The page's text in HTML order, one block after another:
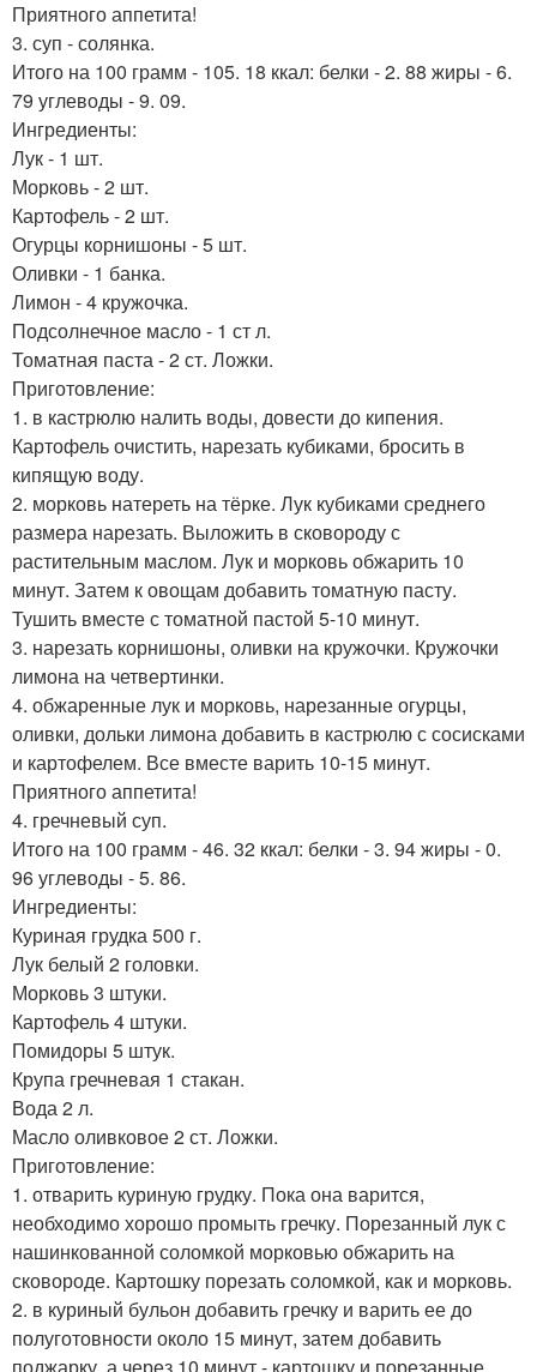
Приятного аппетита!
3. суп - солянка.
Итого на 100 грамм - 105. 18 ккал: белки - 2. 88 жиры - 6.
79 углеводы - 9. 09.
Ингредиенты:
Лук - 1 шт.
Морковь - 2 шт.
Картофель - 2 шт.
Огурцы корнишоны - 5 шт.
Оливки - 1 банка.
Лимон - 4 кружочка.
Подсолнечное масло - 1 ст л.
Томатная паста - 2 ст. Ложки.
Приготовление:
1. в кастрюлю налить воды, довести до кипения.
Картофель очистить, нарезать кубиками, бросить в
кипящую воду.
2. морковь натереть на тёрке. Лук кубиками среднего
размера нарезать. Выложить в сковороду с
растительным маслом. Лук и морковь обжарить 10
минут. Затем к овощам добавить томатную пасту.
Тушить вместе с томатной пастой 5-10 минут.
3. нарезать корнишоны, оливки на кружочки. Кружочки
лимона на четвертинки.
4. обжаренные лук и морковь, нарезанные огурцы,
оливки, дольки лимона добавить в кастрюлю с сосисками
и картофелем. Все вместе варить 10-15 минут.
Приятного аппетита!
4. гречневый суп.
Итого на 100 грамм - 46. 32 ккал: белки - 3. 94 жиры - 0.
96 углеводы - 5. 86.
Ингредиенты:
Куриная грудка 500 г.
Лук белый 2 головки.
Морковь 3 штуки.
Картофель 4 штуки.
Помидоры 5 штук.
Крупа гречневая 1 стакан.
Вода 2 л.
Масло оливковое 2 ст. Ложки.
Приготовление:
1. отварить куриную грудку. Пока она варится,
необходимо хорошо промыть гречку. Порезанный лук с
нашинкованной соломкой морковью обжарить на
сковороде. Картошку порезать соломкой, как и морковь.
2. в куриный бульон добавить гречку и варить ее до
полуготовности около 15 минут, затем добавить